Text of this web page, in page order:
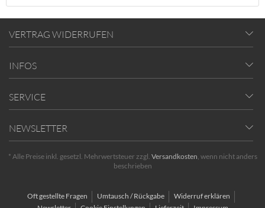
VERTRAG WIDERRUFEN
INFOS
SERVICE
NEWSLETTER
* Alle Preise inkl. gesetzl. Mehrwertsteuer zzgl. Versandkosten, wenn nicht anders
beschrieben
Oft gestellte Fragen Umtausch / Rückgabe
Widerruf erklären